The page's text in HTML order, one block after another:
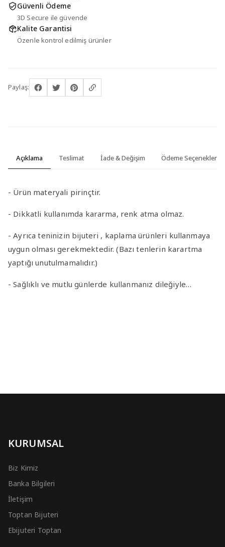
Güvenli Ödeme
3D Secure ile güvende
Kalite Garantisi
Özenle kontrol edilmiş ürünler
Paylaş:
Açıklama Teslimat İade & Değişim Ödeme Seçenekleri
- Ürün materyali pirinçtir.
- Dikkatli kullanımda kararma, renk atma olmaz.
- Ayrıca teninizin bijuteri , kaplama ürünleri kullanmaya
uygun olması gerekmektedir. (Bazı tenlerin karartma
yaptığı unutulmamalıdır.)
- Sağlıklı ve mutlu günlerde kullanmanız dileğiyle…
KURUMSAL
Biz Kimiz
Banka Bilgileri
İletişim
Toptan Bijuteri
Ebijuteri Toptan